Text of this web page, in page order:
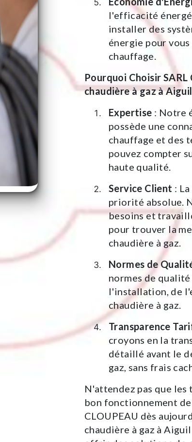
l'efficacité
installer des
énergie pour
chauffage.
Pourquoi Choisir SARL
chaudière à gaz à
Expertise : Notre
possède une
chauffage et des
pouvez compter
haute qualité.
Service Client :
priorité absolue.
besoins et
pour trouver la
chaudière à gaz.
Normes de
normes de
l'installation, de
chaudière à gaz.
Transparence
croyons en la
détaillé avant le
gaz, sans frais
N'attendez pas que
bon fonctionnement
CLOUPEAU dès
chaudière à gaz à